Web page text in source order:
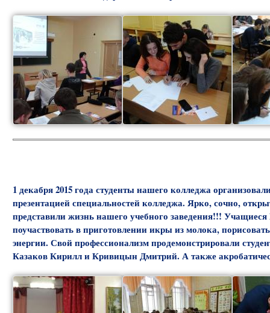
1 декабря 2015 года студенты нашего колледжа
презентацией специальностей колледжа. Ярко, сочно,
представили жизнь нашего учебного заведения!!!
поучаствовать в приготовлении икры из молока,
энергии. Свой профессионализм продемонстрировали
Казаков Кирилл и Кривицын Дмитрий. А также